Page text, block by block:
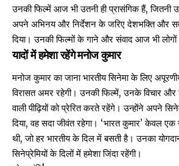
उनकी फिल्में आज भी उतनी ही प्रासंगिक हैं, जितनी
अपने अभिनय और निर्देशन के जरिए देशभक्ति और
दिया। उनकी फिल्मों के गाने और संवाद आज भी
यादों में हमेशा रहेंगे मनोज कुमार
मनोज कुमार का जाना भारतीय सिनेमा के लिए
विरासत अमर रहेगी। उनकी फिल्में, उनके विचार
वाली पीढ़ियों को प्रेरित करते रहेंगे। उन्होंने अपने
दिया, वह सदा जीवंत रहेगा। ‘भारत कुमार’ केवल एक
थी, जो हर भारतीय के दिल में बसती है। उनका
सिनेप्रेमियों के दिलों में हमेशा जिंदा रहेंगी।